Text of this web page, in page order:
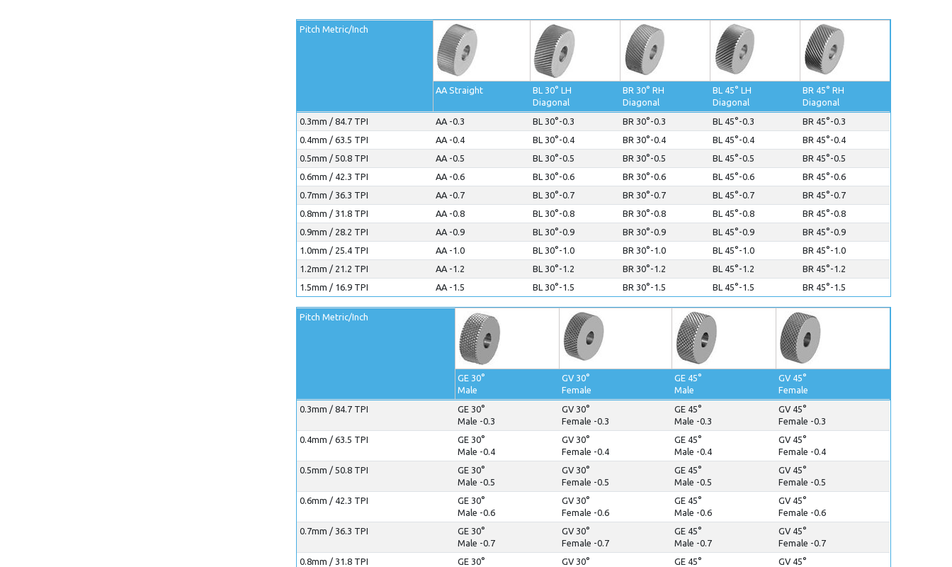
Pitch Metric/Inch
AA Straight
BL 30° LH
Diagonal
BR 30° RH
Diagonal
BL 45° LH
Diagonal
BR 45° RH
Diagonal
0.3mm / 84.7 TPI
AA -0.3 BL 30°-0.3 BR 30°-0.3 BL 45°-0.3
BR 45°-0.3
0.4mm / 63.5 TPI
AA -0.4 BL 30°-0.4 BR 30°-0.4 BL 45°-0.4
BR 45°-0.4
0.5mm / 50.8 TPI
AA -0.5 BL 30°-0.5 BR 30°-0.5 BL 45°-0.5
BR 45°-0.5
0.6mm / 42.3 TPI
AA -0.6 BL 30°-0.6 BR 30°-0.6 BL 45°-0.6
BR 45°-0.6
0.7mm / 36.3 TPI
AA -0.7 BL 30°-0.7 BR 30°-0.7 BL 45°-0.7
BR 45°-0.7
0.8mm / 31.8 TPI
AA -0.8 BL 30°-0.8 BR 30°-0.8 BL 45°-0.8
BR 45°-0.8
0.9mm / 28.2 TPI
AA -0.9 BL 30°-0.9 BR 30°-0.9 BL 45°-0.9
BR 45°-0.9
1.0mm / 25.4 TPI
AA -1.0 BL 30°-1.0 BR 30°-1.0 BL 45°-1.0
BR 45°-1.0
1.2mm / 21.2 TPI
AA -1.2 BL 30°-1.2 BR 30°-1.2 BL 45°-1.2
BR 45°-1.2
1.5mm / 16.9 TPI
AA -1.5 BL 30°-1.5 BR 30°-1.5 BL 45°-1.5 BR 45°-1.5
Pitch Metric/Inch
GE 30°
Male
GV 30°
Female
GE 45°
Male
GV 45°
Female
0.3mm / 84.7 TPI
GE 30°
Male -0.3
GV 30°
Female -0.3
GE 45°
Male -0.3
GV 45°
Female -0.3
0.4mm / 63.5 TPI
GE 30°
Male -0.4
GV 30°
Female -0.4
GE 45°
Male -0.4
GV 45°
Female -0.4
0.5mm / 50.8 TPI
GE 30°
Male -0.5
GV 30°
Female -0.5
GE 45°
Male -0.5
GV 45°
Female -0.5
0.6mm / 42.3 TPI
GE 30°
Male -0.6
GV 30°
Female -0.6
GE 45°
Male -0.6
GV 45°
Female -0.6
0.7mm / 36.3 TPI
GE 30°
Male -0.7
GV 30°
Female -0.7
GE 45°
Male -0.7
GV 45°
Female -0.7
0.8mm / 31.8 TPI
GE 30°
GV 30°
GE 45°
GV 45°